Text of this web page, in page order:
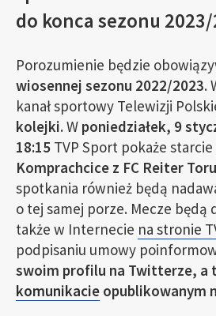
do konca sezonu
Porozumienie będzie
wiosennej sezonu 2022/2023.
kanał sportowy Telewizji
kolejki.W poniedziałek, 9
18:15 TVP Sport pokaże starcie
Komprachcice z FC Reiter
spotkania również będą
o tej samej porze. Mecze będą
także w Internecie na stronie
podpisaniu umowy
swoim profilu na Twitterze, a
komunikacie opublikowanym